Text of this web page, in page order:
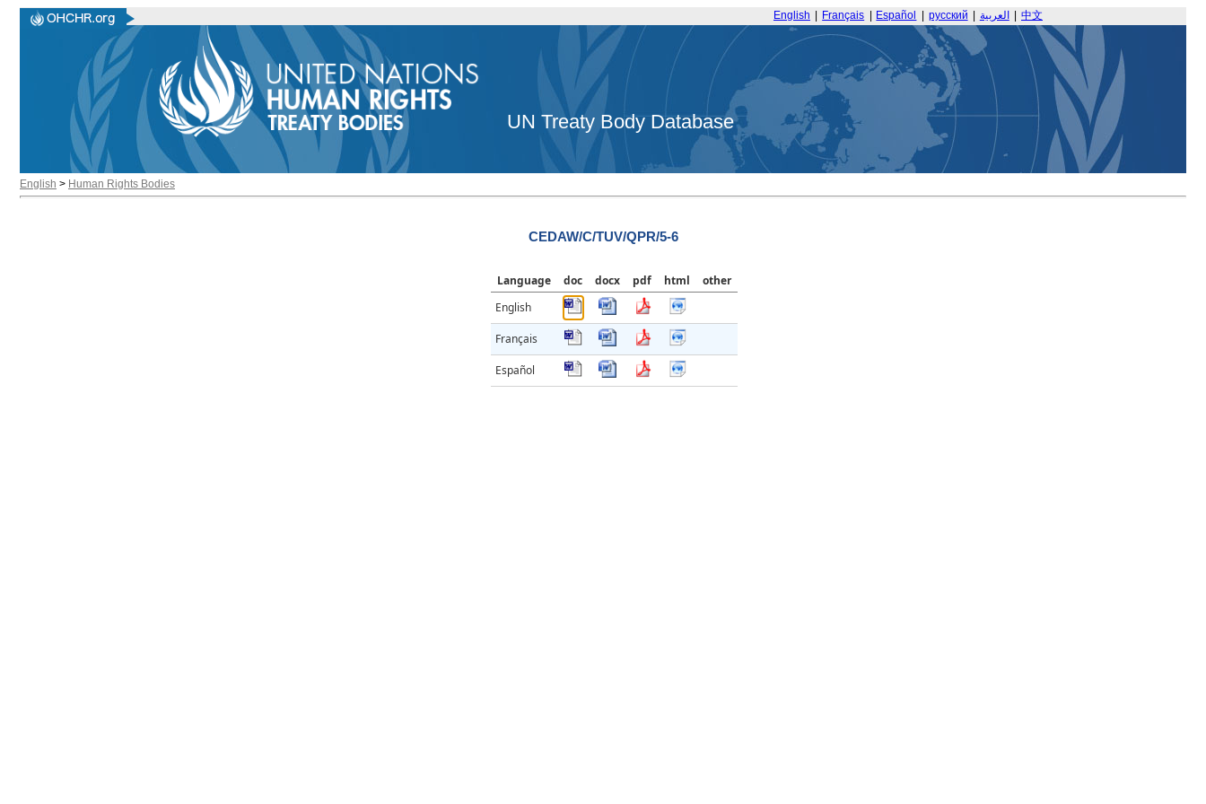
English Français Español русский العربية 中文
UN Treaty Body Database
English > Human Rights Bodies
CEDAW/C/TUV/QPR/5-6
Language doc docx pdf html
other
English
Français
Español